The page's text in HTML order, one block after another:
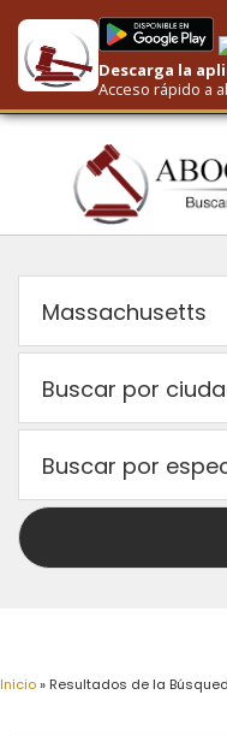
Inicio» Resultados de la
Descarga la
Acceso rápido a